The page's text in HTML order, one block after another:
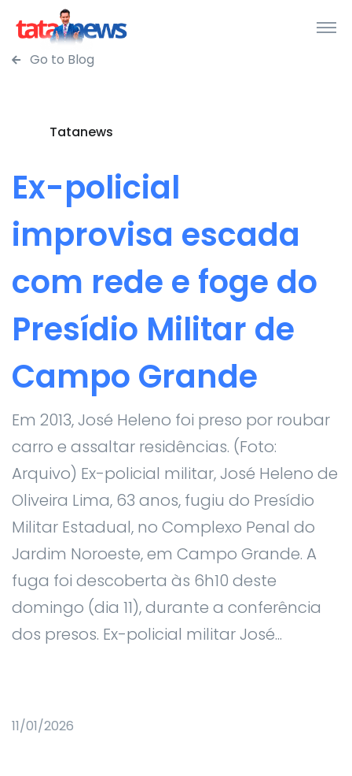
Go to Blog
Tatanews
Ex-policial
improvisa escada
com rede e foge do
Presídio Militar de
Campo Grande
Em 2013, José Heleno foi preso por roubar
carro e assaltar residências. (Foto:
Arquivo) Ex-policial militar, José Heleno de
Oliveira Lima, 63 anos, fugiu do Presídio
Militar Estadual, no Complexo Penal do
Jardim Noroeste, em Campo Grande. A
fuga foi descoberta às 6h10 deste
domingo (dia 11), durante a conferência
dos presos. Ex-policial militar José...
11/01/2026